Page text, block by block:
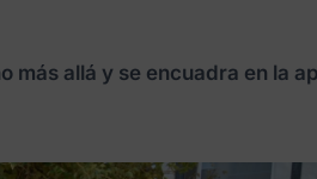
allá y se encuadra en la